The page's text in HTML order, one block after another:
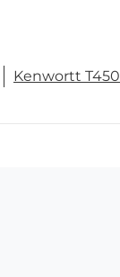
Kenwortt T450